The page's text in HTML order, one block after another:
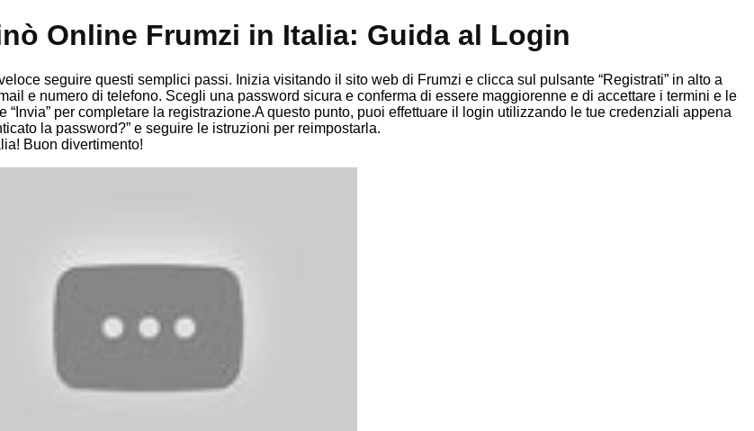
Online Frumzi in Italia: Guida al Login
seguire questi semplici passi. Inizia visitando il sito web di Frumzi e clicca sul pulsante “Registrati” in alto a
e numero di telefono. Scegli una password sicura e conferma di essere maggiorenne e di accettare i termini e le
per completare la registrazione.A questo punto, puoi effettuare il login utilizzando le tue credenziali appena
la password?” e seguire le istruzioni per reimpostarla.
Buon divertimento!